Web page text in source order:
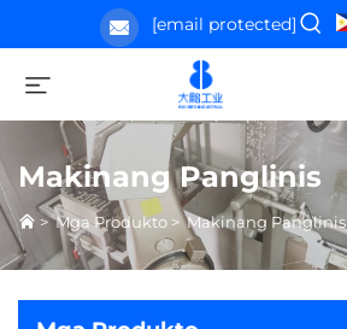
[email protected]
Makinang Panglinis
>Mga Produkto >Makinang Panglinis